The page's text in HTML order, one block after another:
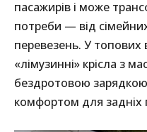
пасажирів і може
потреби — від
перевезень. У топових
«лімузинні» крісла з
бездротовою
комфортом для задніх